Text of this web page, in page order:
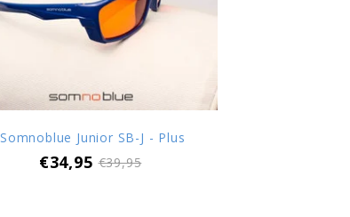
Somnoblue Junior SB-J - Plus
€34,95€39,95